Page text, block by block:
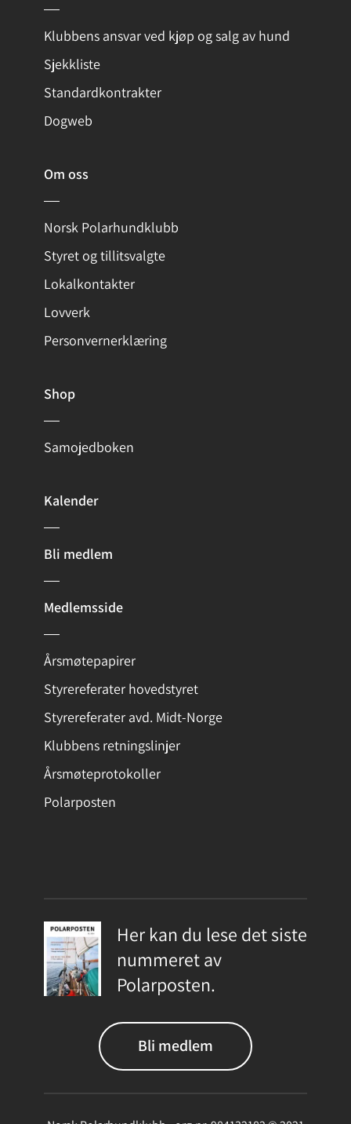
Klubbens ansvar ved kjøp og salg av hund
Sjekkliste
Standardkontrakter
Dogweb
Om oss
Norsk Polarhundklubb
Styret og tillitsvalgte
Lokalkontakter
Lovverk
Personvernerklæring
Shop
Samojedboken
Kalender
Bli medlem
Medlemsside
Årsmøtepapirer
Styrereferater hovedstyret
Styrereferater avd. Midt-Norge
Klubbens retningslinjer
Årsmøteprotokoller
Polarposten
Her kan du lese det siste
nummeret av
Polarposten.
Bli medlem